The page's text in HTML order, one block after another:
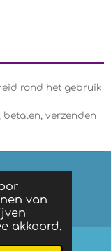
van
akkoord.
rond het gebruik
betalen, verzenden